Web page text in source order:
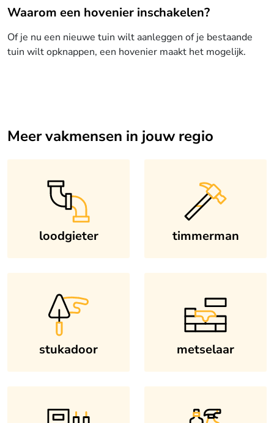
Waarom een hovenier inschakelen?
Of je nu een nieuwe tuin wilt aanleggen of je bestaande
tuin wilt opknappen, een hovenier maakt het mogelijk.
Meer vakmensen in jouw regio
loodgieter timmerman
stukadoor metselaar